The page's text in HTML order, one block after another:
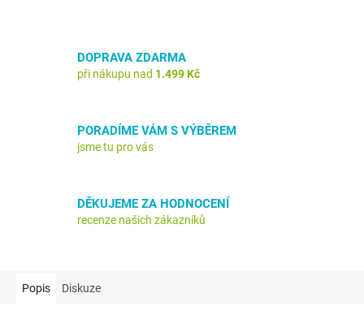
DOPRAVA ZDARMA
při nákupu nad 1.499 Kč
PORADÍME VÁM S VÝBĚREM
jsme tu pro vás
DĚKUJEME ZA HODNOCENÍ
recenze našich zákazníků
Popis Diskuze